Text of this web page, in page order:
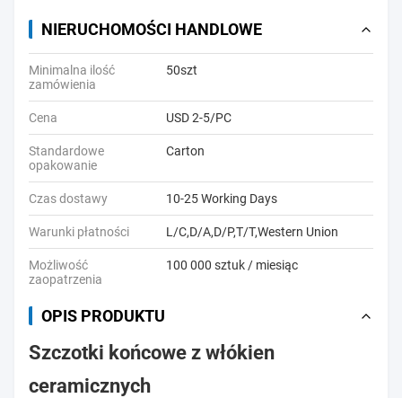
NIERUCHOMOŚCI HANDLOWE
Minimalna ilość
zamówienia
50szt
Cena USD 2-5/PC
Standardowe
opakowanie
Carton
Czas dostawy 10-25 Working Days
Warunki płatności L/C,D/A,D/P,T/T,Western Union
Możliwość
zaopatrzenia
100 000 sztuk / miesiąc
OPIS PRODUKTU
Szczotki końcowe z włókien
ceramicznych